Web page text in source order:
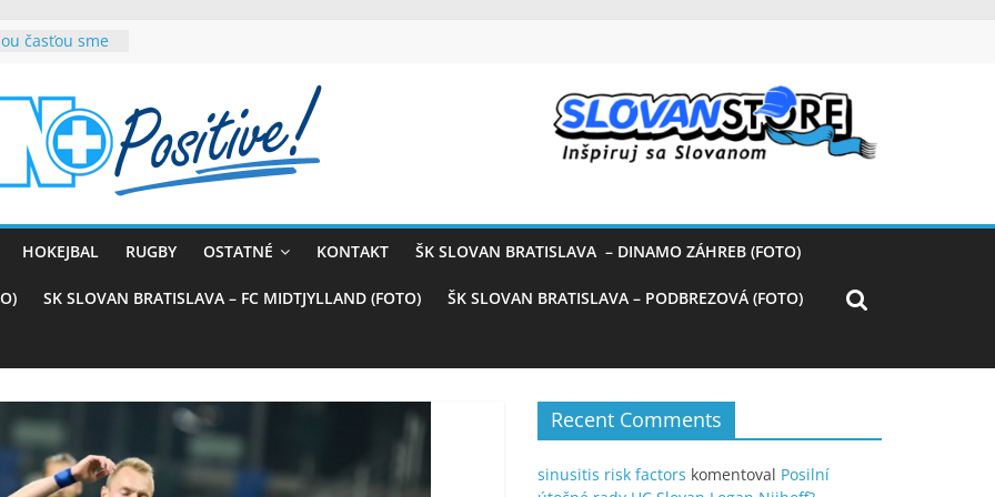
časťou sme
tímového
prvenstvo
nad
HOKEJBAL RUGBY OSTATNÉ KONTAKT ŠK SLOVAN BRATISLAVA – DINAMO ZÁHREB (FOTO)
SK SLOVAN BRATISLAVA – FC MIDTJYLLAND (FOTO) ŠK SLOVAN BRATISLAVA – PODBREZOVÁ (FOTO)
Recent Comments
sinusitis risk factors komentoval Posilní